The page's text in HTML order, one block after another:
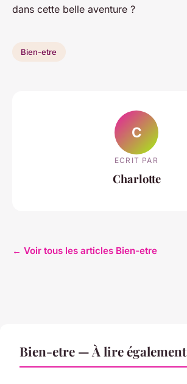
dans cette belle aventure ?
Bien-etre
C
ECRIT PAR
Charlotte
← Voir tous les articles Bien-etre
Bien-etre — À lire également